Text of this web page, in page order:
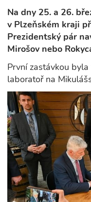
Na dny 25. a 26.
v Plzeňském kraji
Prezidentský pár
Mirošov nebo
První zastávkou
laboratoř na